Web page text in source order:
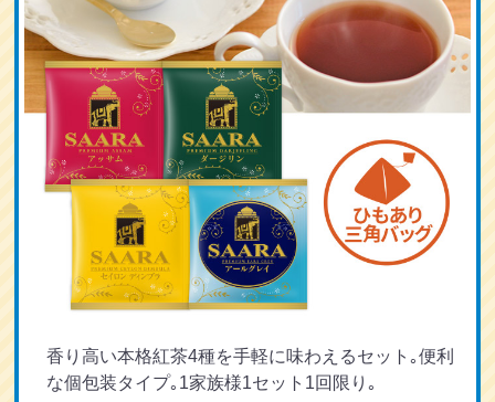
香り高い本格紅茶4種を手軽に味わえるセット｡便利
な個包装タイプ｡1家族様1セット1回限り｡